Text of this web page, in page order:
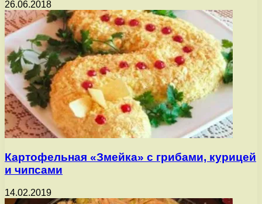
26.06.2018
Картофельная «Змейка» с грибами, курицей
и чипсами
14.02.2019